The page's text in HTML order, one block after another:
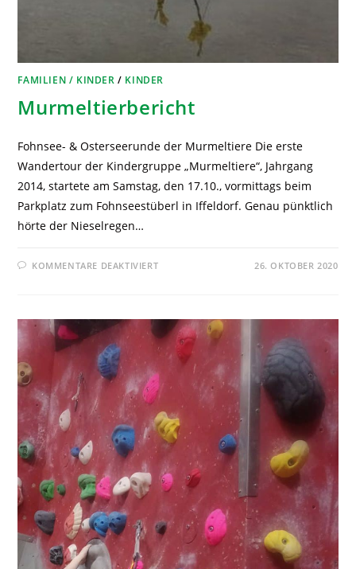
FAMILIEN / KINDER / KINDER
Murmeltierbericht
Fohnsee- & Osterseerunde der Murmeltiere Die erste
Wandertour der Kindergruppe „Murmeltiere“, Jahrgang
2014, startete am Samstag, den 17.10., vormittags beim
Parkplatz zum Fohnseestüberl in Iffeldorf. Genau pünktlich
hörte der Nieselregen…
KOMMENTARE DEAKTIVIERT 26. OKTOBER 2020